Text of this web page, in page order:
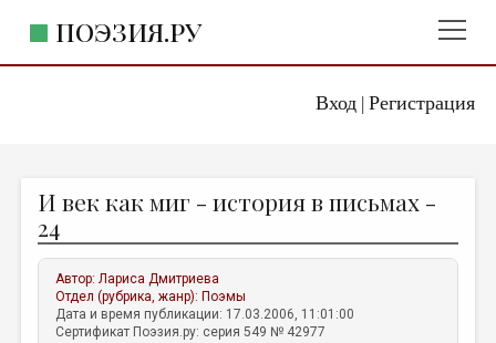
Вход| Регистрация
ПОЭЗИЯ.РУ
ЖАНРЫ
АВТОРЫ
КОММЕНТАРИИ
ЛИТСАЛОН
И век как миг - история в письмах -
24
Автор:Лариса Дмитриева
Отдел (рубрика, жанр): Поэмы
Дата и время публикации: 17.03.2006, 11:01:00
Сертификат Поэзия.ру: серия 549 № 42977